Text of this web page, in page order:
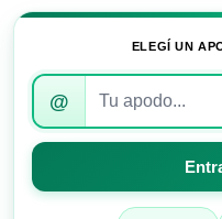
ELEGÍ UN
Introduce
apodo
para
entrar
@